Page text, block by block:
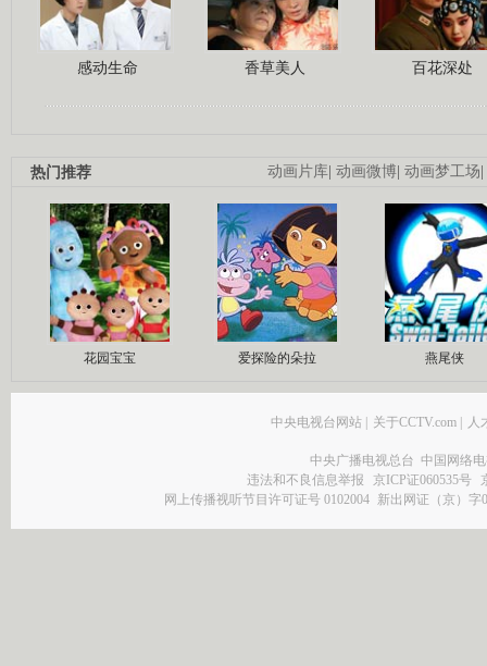
感动生命 香草美人 百花深处
动画片库| 动画微博| 动画梦工场|
热门推荐
花园宝宝 爱探险的朵拉 燕尾侠
中央电视台网站 | 关于CCTV.com | 人
中央广播电视总台 中国网络
违法和不良信息举报
京ICP证060535号
网上传播视听节目许可证号 0102004 新出网证（京）